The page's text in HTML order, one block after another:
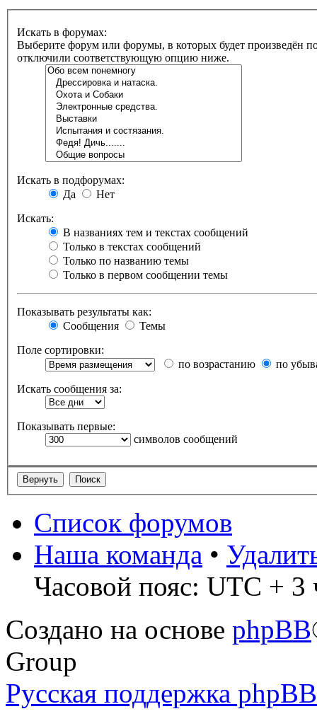
Искать в форумах:
Выберите форум или форумы, в которых будет произведён
отключили соответствующую опцию ниже.
Искать в подфорумах:
Да
Нет
Искать:
В названиях тем и текстах сообщений
Только в текстах сообщений
Только по названию темы
Только в первом сообщении темы
Показывать результаты как:
Сообщения
Темы
Поле сортировки:
по возрастанию
по
Искать сообщения за:
Показывать первые:
символов сообщений
Список форумов
Наша команда •
Часовой пояс: UTC + 3
Создано на основе phpBB
Group
Русская поддержка phpBB